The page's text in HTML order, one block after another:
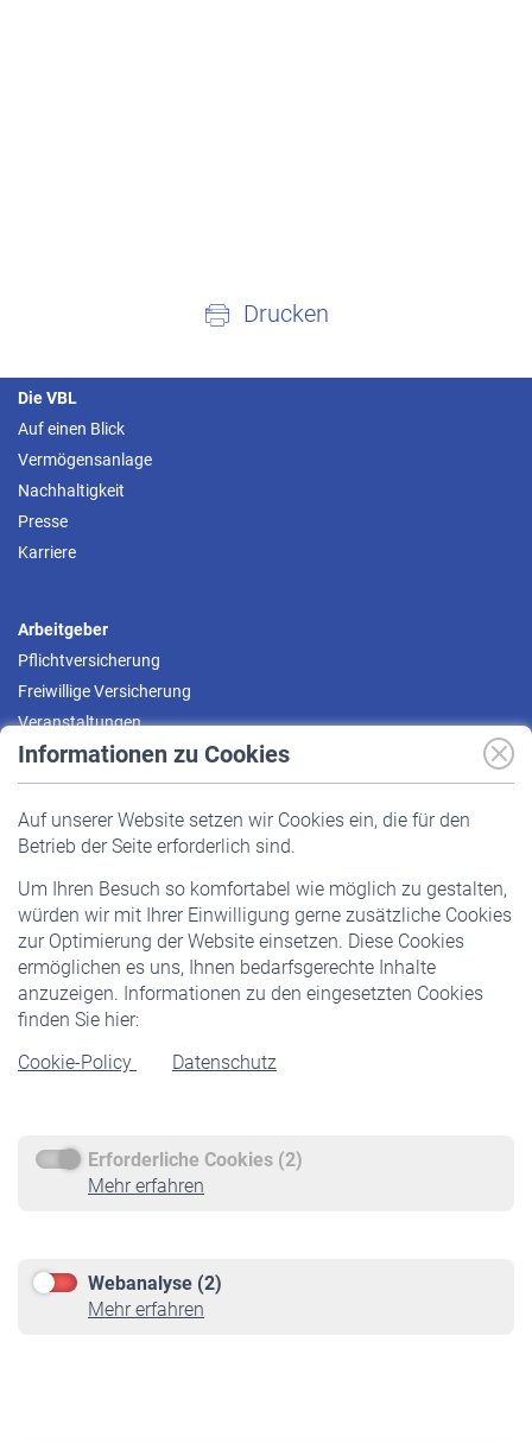
Informationen zu Cookies
Auf unserer Website setzen wir Cookies ein, die für den
Betrieb der Seite erforderlich sind.
Um Ihren Besuch so komfortabel wie möglich zu gestalten,
würden wir mit Ihrer Einwilligung gerne zusätzliche Cookies
zur Optimierung der Website einsetzen. Diese Cookies
ermöglichen es uns, Ihnen bedarfsgerechte Inhalte
anzuzeigen. Informationen zu den eingesetzten Cookies
finden Sie hier:
Cookie-Policy
Datenschutz
Erforderliche Cookies (2)
Mehr erfahren
Webanalyse (2)
Mehr erfahren
Drucken
Die VBL
Auf einen Blick
Vermögensanlage
Nachhaltigkeit
Presse
Karriere
Arbeitgeber
Pflichtversicherung
Freiwillige Versicherung
Veranstaltungen
Pflichtversicherung
Staatliche Förderung
Veranstaltungen
Rentner
Rentenbeginn
Rente beantragen
Service
Informationen
Online-Rechner
VBLnewsletter